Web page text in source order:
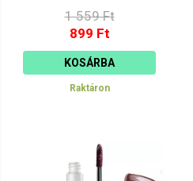
1 559 Ft
899 Ft
KOSÁRBA
Raktáron